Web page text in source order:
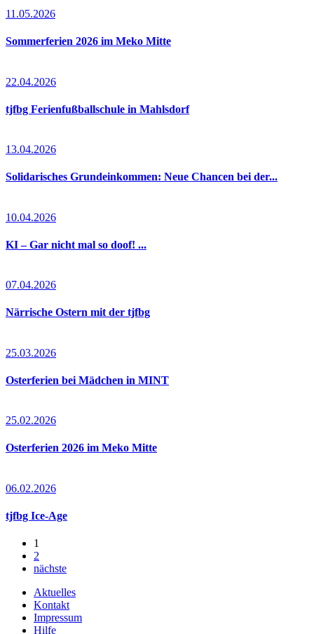
11.05.2026
Sommerferien 2026 im Meko Mitte
22.04.2026
tjfbg Ferienfußballschule in Mahlsdorf
13.04.2026
Solidarisches Grundeinkommen: Neue Chancen bei der...
10.04.2026
KI – Gar nicht mal so doof! ...
07.04.2026
Närrische Ostern mit der tjfbg
25.03.2026
Osterferien bei Mädchen in MINT
25.02.2026
Osterferien 2026 im Meko Mitte
06.02.2026
tjfbg Ice-Age
1
2
nächste
Aktuelles
Kontakt
Impressum
Hilfe